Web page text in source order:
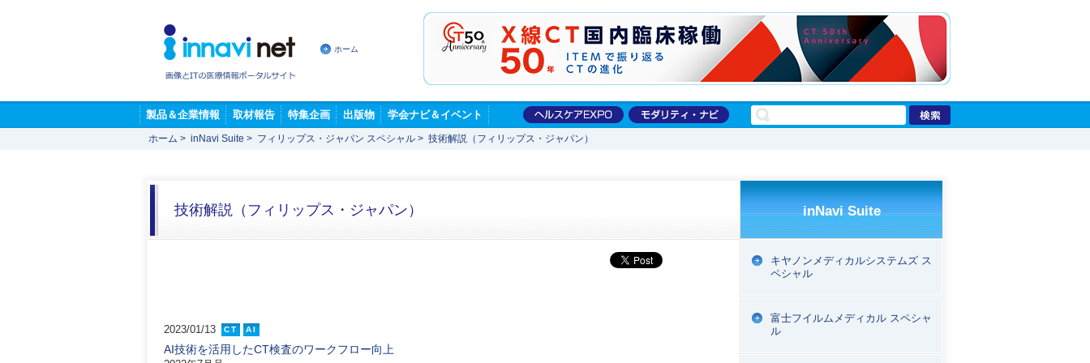
ホーム
製品＆企業情報 取材報告 特集企画 出版物 学会ナビ＆イベント
ホーム > inNavi Suite > フィリップス・ジャパン スペシャル > 技術解説（フィリップス・ジャパン）
技術解説（フィリップス・ジャパン）
2023/01/13 CT AI
AI技術を活用したCT検査のワークフロー向上
inNavi Suite
キヤノンメディカルシステムズ ス
ペシャル
富士フイルムメディカル スペシャ
ル